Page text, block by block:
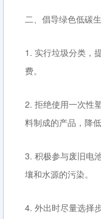
二、倡导绿色低碳生
1. 实行垃圾分类，
费。
2. 拒绝使用一次性
料制成的产品，降低
3. 积极参与废旧电
壤和水源的污染。
4. 外出时尽量选择